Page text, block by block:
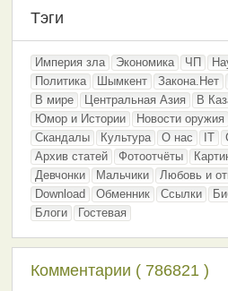
Тэги
Империя зла Экономика ЧП
Политика
Шымкент Закона.Нет
В мире
Центральная Азия В
Юмор и Истории
Новости оружия
Скандалы
Культура О нас IT
Архив статей
Фотоотчёты
Девчонки
Мальчики Любовь и
Download
Обменник Ссылки
Блоги
Гостевая
Комментарии ( 786821 )